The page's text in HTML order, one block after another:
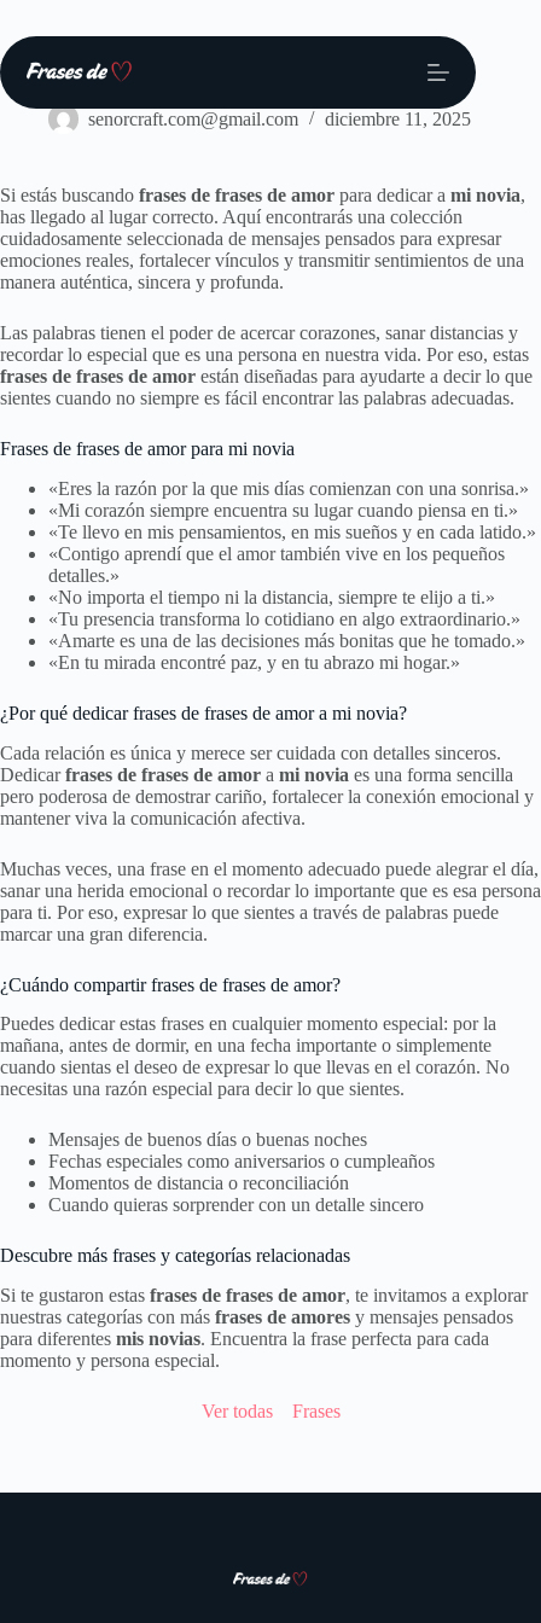
contenido
Frases
senorcraft.com@gmail.com diciembre 11, 2025
Si estás buscando frases de frases de amor para dedicar a mi novia,
has llegado al lugar correcto. Aquí encontrarás una colección
cuidadosamente seleccionada de mensajes pensados para expresar
emociones reales, fortalecer vínculos y transmitir sentimientos de una
manera auténtica, sincera y profunda.
Las palabras tienen el poder de acercar corazones, sanar distancias y
recordar lo especial que es una persona en nuestra vida. Por eso, estas
frases de frases de amor están diseñadas para ayudarte a decir lo que
sientes cuando no siempre es fácil encontrar las palabras adecuadas.
Frases de frases de amor para mi novia
«Eres la razón por la que mis días comienzan con una sonrisa.»
«Mi corazón siempre encuentra su lugar cuando piensa en ti.»
«Te llevo en mis pensamientos, en mis sueños y en cada latido.»
«Contigo aprendí que el amor también vive en los pequeños
detalles.»
«No importa el tiempo ni la distancia, siempre te elijo a ti.»
«Tu presencia transforma lo cotidiano en algo extraordinario.»
«Amarte es una de las decisiones más bonitas que he tomado.»
«En tu mirada encontré paz, y en tu abrazo mi hogar.»
¿Por qué dedicar frases de frases de amor a mi novia?
Cada relación es única y merece ser cuidada con detalles sinceros.
Dedicarfrases de frases de amor a mi novia es una forma sencilla
pero poderosa de demostrar cariño, fortalecer la conexión emocional y
mantener viva la comunicación afectiva.
Muchas veces, una frase en el momento adecuado puede alegrar el día,
sanar una herida emocional o recordar lo importante que es esa persona
para ti. Por eso, expresar lo que sientes a través de palabras puede
marcar una gran diferencia.
¿Cuándo compartir frases de frases de amor?
Puedes dedicar estas frases en cualquier momento especial: por la
mañana, antes de dormir, en una fecha importante o simplemente
cuando sientas el deseo de expresar lo que llevas en el corazón. No
necesitas una razón especial para decir lo que sientes.
Mensajes de buenos días o buenas noches
Fechas especiales como aniversarios o cumpleaños
Momentos de distancia o reconciliación
Cuando quieras sorprender con un detalle sincero
Descubre más frases y categorías relacionadas
Si te gustaron estas frases de frases de amor, te invitamos a explorar
nuestras categorías con más frases de amores y mensajes pensados
para diferentes mis novias. Encuentra la frase perfecta para cada
momento y persona especial.
Ver todas Frases